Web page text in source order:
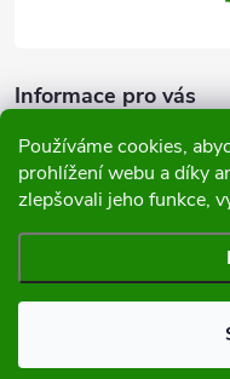
Používáme cookies,
prohlížení webu a díky
zlepšovali jeho funkce,
Informace pro vás
Přijímáme online
Copyright 2026